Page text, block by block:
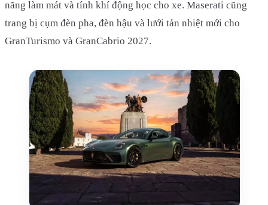
năng làm mát và tính khí động học cho xe. Maserati cũng
trang bị cụm đèn pha, đèn hậu và lưới tản nhiệt mới cho
GranTurismo và GranCabrio 2027.